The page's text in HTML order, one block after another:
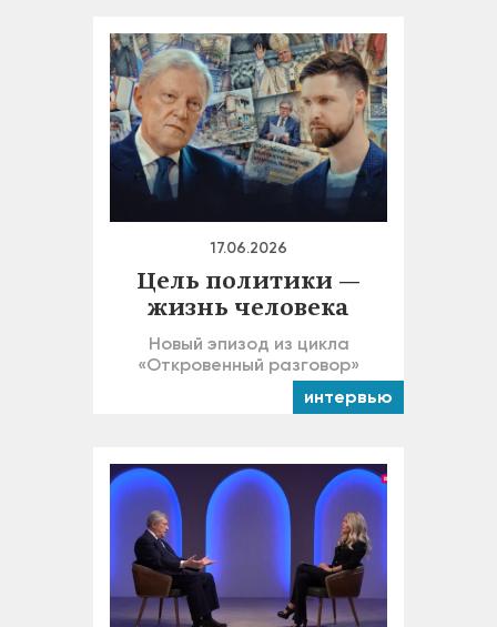
17.06.2026
Цель политики —
жизнь человека
Новый эпизод из цикла
«Откровенный разговор»
интервью